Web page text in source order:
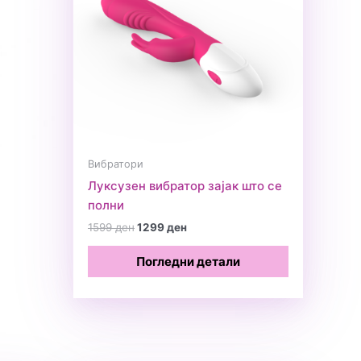
Вибратори
Луксузен вибратор зајак што се
полни
1599денOriginal
was:
1599 ден.
1299денCurrent
1299 ден.
Погледни детали